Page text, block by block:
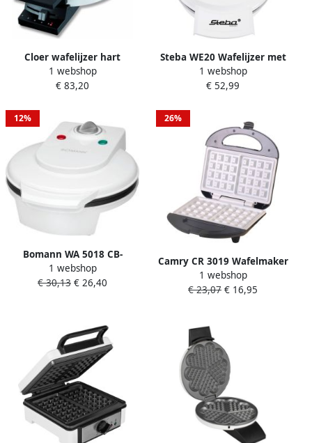
Cloer wafelijzer hart
1 webshop
€ 83,20
Steba WE20 Wafelijzer met
vulopening 4 Belgische
wafels per keer
1 webshop
€ 52,99
12%
Bomann WA 5018 CB-
Wafelijzer Hartwafels Wit
1 webshop
€ 30,13 € 26,40
26%
Camry CR 3019 Wafelmaker
met keramische coating
1 webshop
€ 23,07 € 16,95